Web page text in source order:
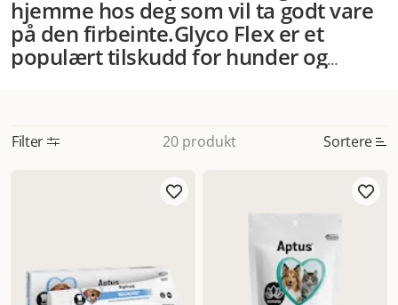
hjemme hos deg som vil ta godt vare
på den firbeinte.Glyco Flex er et
populært tilskudd for hunder og
Bucadog er et smakfullt alternativ til
munnhygiene og mindre plakk – uten
Aptus har også tilskudd som gir
ekstra næring i krevende perioder, for
eksempel ved sykdom eller etter
operasjon. Enten du vil forebygge
Filter 20 produkt Sortere
Lavest pris